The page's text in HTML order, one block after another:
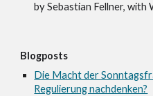
by Sebastian Fellner, with
Blogposts
Die Macht der
Regulierung nachdenken?